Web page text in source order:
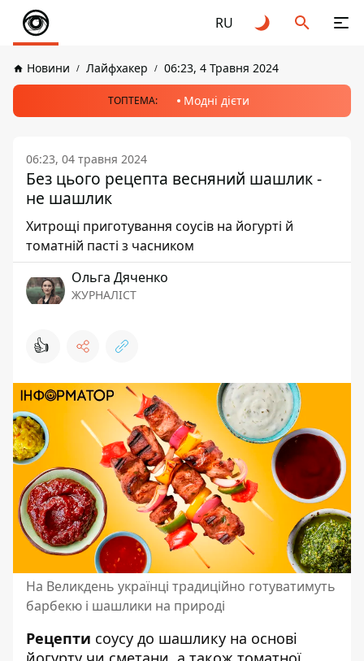
RU
Новини Лайфхакер 06:23, 4 Травня 2024
ТОПТЕМА: Модні дієти
06:23, 04 травня 2024
Без цього рецепта весняний шашлик -
не шашлик
Хитрощі приготування соусів на йогурті й
томатній пасті з часником
Ольга Дяченко
ЖУРНАЛІСТ
👍
На Великдень українці традиційно готуватимуть
барбекю і шашлики на природі
Рецепти соусу до шашлику на основі